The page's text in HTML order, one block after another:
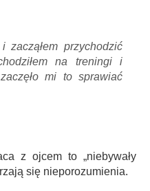
zacząłem przychodzić
na treningi i
mi to sprawiać
z ojcem to „niebywały
się nieporozumienia.